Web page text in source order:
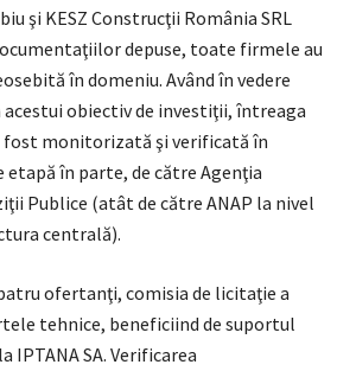
şi KESZ Construcţii România SRL
depuse, toate firmele au
în domeniu. Având în vedere
obiectiv de investiţii, întreaga
fost monitorizată şi verificată în
etapă în parte, de către Agenţia
Publice (atât de către ANAP la nivel
centrală).
ofertanţi, comisia de licitaţie a
tehnice, beneficiind de suportul
IPTANA SA. Verificarea